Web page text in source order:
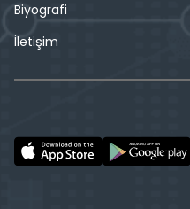
Biyografi
İletişim